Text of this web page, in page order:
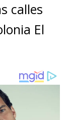
calles
El